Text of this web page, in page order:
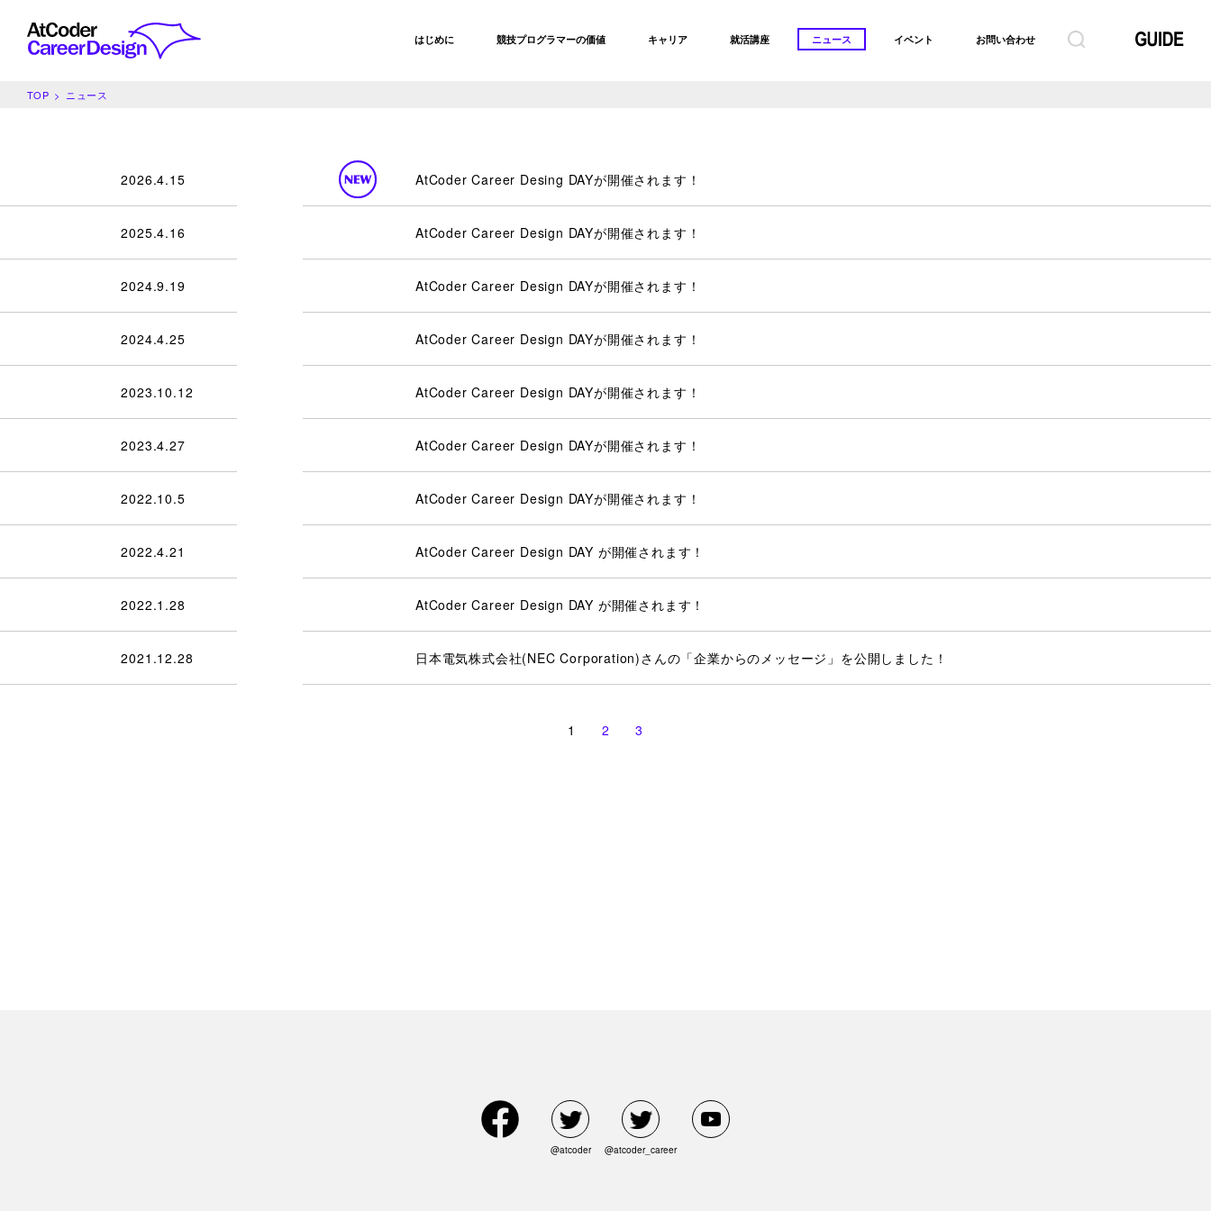
はじめに 競技プログラマーの価値 キャリア 就活講座 ニュース イベント お問い合わせ
TOP ニュース
2026.4.15 AtCoder Career Desing DAYが開催されます！
2025.4.16 AtCoder Career Design DAYが開催されます！
2024.9.19 AtCoder Career Design DAYが開催されます！
2024.4.25 AtCoder Career Design DAYが開催されます！
2023.10.12 AtCoder Career Design DAYが開催されます！
2023.4.27 AtCoder Career Design DAYが開催されます！
2022.10.5 AtCoder Career Design DAYが開催されます！
2022.4.21 AtCoder Career Design DAY が開催されます！
2022.1.28 AtCoder Career Design DAY が開催されます！
2021.12.28 日本電気株式会社(NEC Corporation)さんの「企業からのメッセージ」を公開しました！
1 2 3
@atcoder @atcoder_career